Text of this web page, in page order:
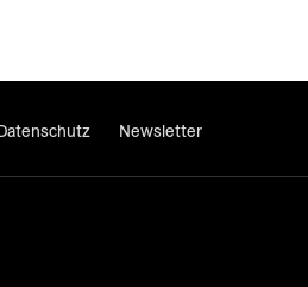
Newsletter